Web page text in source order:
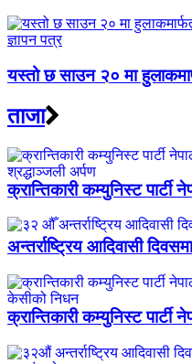
यस्तो छ साउन २० मा
ताजा
क्रान्तिकारी कम्युनिस्ट पार्टी
अन्तर्राष्ट्रिय आदिवासी
क्रान्तिकारी कम्युनिस्ट